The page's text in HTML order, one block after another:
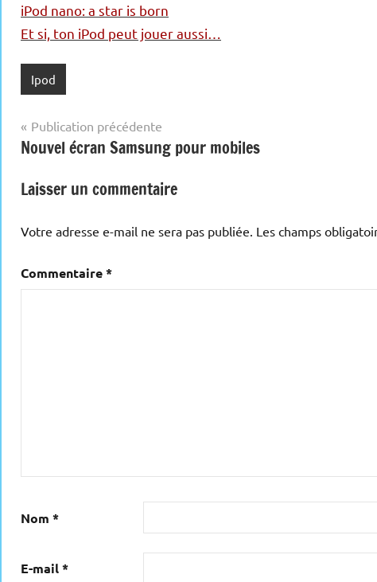
iPod nano: a star is born
Et si, ton iPod peut jouer aussi…
Ipod
Navigation
de
l’article
Publication précédente
Nouvel écran Samsung pour mobiles
Laisser un commentaire
Votre adresse e-mail ne sera pas publiée. Les champs
Commentaire*
Nom *
E-mail*